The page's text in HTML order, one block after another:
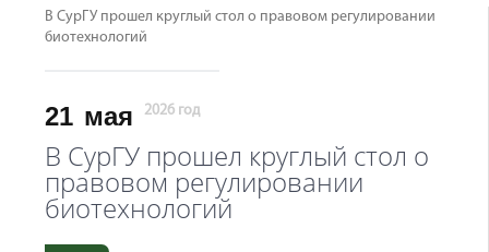
В СурГУ прошел круглый стол о правовом регулировании
биотехнологий
21 мая 2026 год
В СурГУ прошел круглый стол о
правовом регулировании
биотехнологий